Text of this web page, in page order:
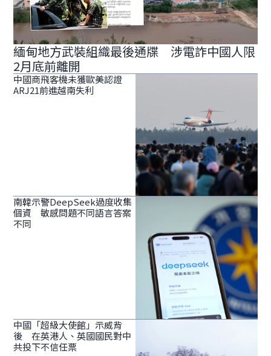
緬甸地方武裝組織最後通牒 涉電詐中國人限
2月底前離開
中國商飛客機未獲歐美認證
ARJ21前進越南失利
南韓示警DeepSeek過度收集
個資 敏感問題不同語言答案
不同
中國「超級大使館」示威背
後 在英港人、英國國民對中
共投下不信任票